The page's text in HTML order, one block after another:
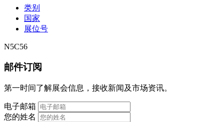
类别
国家
展位号
N5C56
邮件订阅
第一时间了解展会信息，接收新闻及市场资讯。
电子邮箱
您的姓名